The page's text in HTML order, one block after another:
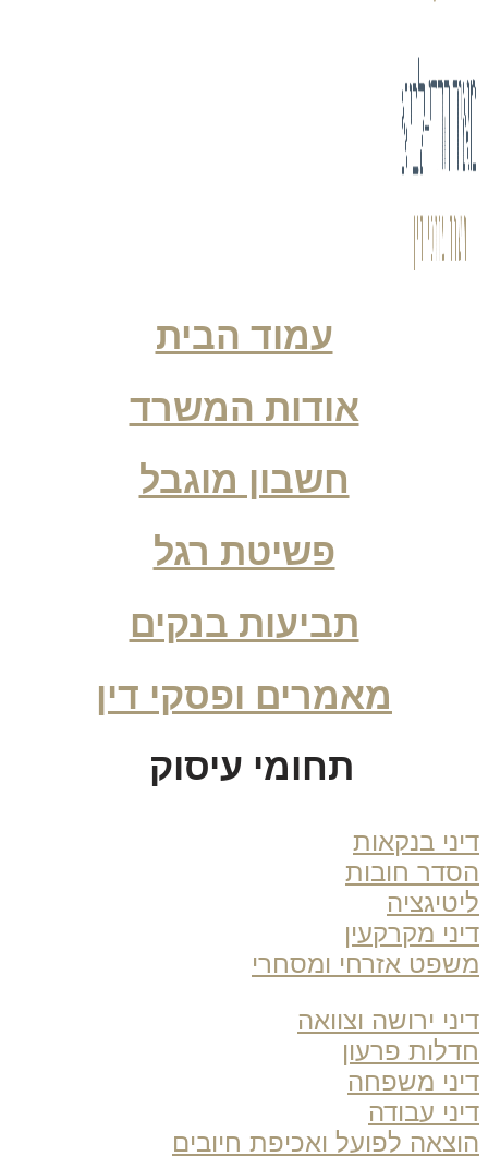
עמוד הבית
אודות המשרד
חשבון מוגבל
פשיטת רגל
תביעות בנקים
מאמרים ופסקי דין
תחומי עיסוק
בנקאות
חובות
מקרקעין
אזרחי ומסחרי
ירושה וצוואה
פרעון
משפחה
עבודה
לפועל ואכיפת חיובים